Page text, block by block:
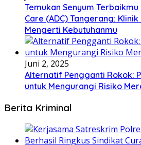
Temukan Senyum
Care (ADC) Tangerang:
Mengerti Kebutuhanmu
Juni 2, 2025
Alternatif Pengganti Rokok:
untuk Mengurangi Risiko
Berita Kriminal